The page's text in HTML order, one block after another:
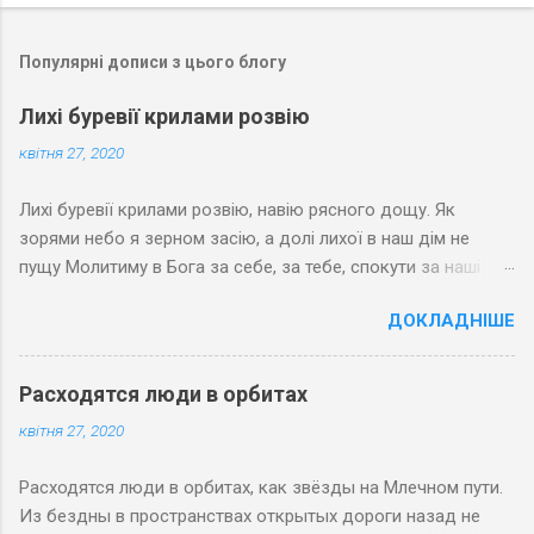
Популярні дописи з цього блогу
Лихі буревії крилами розвію
квітня 27, 2020
Лихі буревії крилами розвію, навію рясного дощу. Як
зорями небо я зерном засію, а долі лихої в наш дім не
пущу Молитиму в Бога за себе, за тебе, спокути за наші
ДОКЛАДНІШЕ
Расходятся люди в орбитах
квітня 27, 2020
Расходятся люди в орбитах, как звёзды на Млечном пути.
Из бездны в пространствах открытых дороги назад не